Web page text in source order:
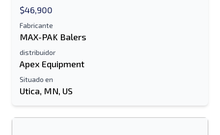
$46,900
Fabricante
MAX-PAK Balers
distribuidor
Apex Equipment
Situado en
Utica, MN, US